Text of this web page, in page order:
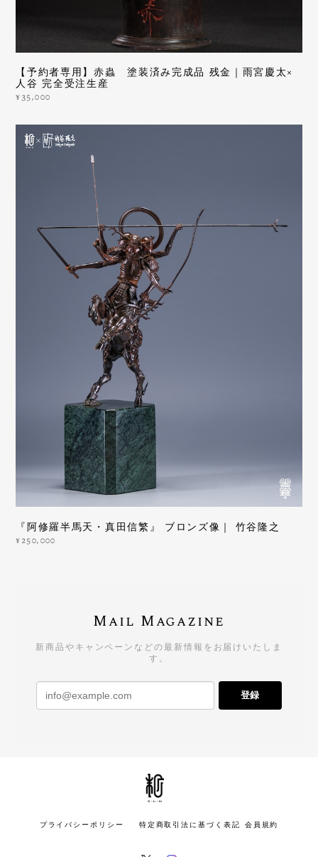
【予約者専用】赤蟲 塗装済み完成品 残金｜雨宮慶太×
人谷 完全受注生産
¥35,000
『阿修羅半馬天・真田信繁』 ブロンズ像｜ 竹谷隆之
¥250,000
Mail Magazine
新商品やキャンペーンなどの最新情報をお届けいたしま
す。
登録
プライバシーポリシー 特定商取引法に基づく表記 会員規約